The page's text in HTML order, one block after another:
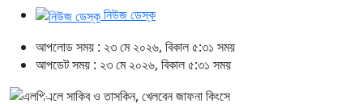
নিউজ ডেস্ক
আপলোড সময় : ২৩ মে ২০২৬, বিকাল ৫:৩১ সময়
আপডেট সময় : ২৩ মে ২০২৬, বিকাল ৫:৩১ সময়